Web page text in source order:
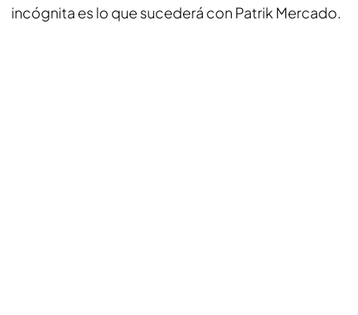
incógnita es lo que sucederá con Patrik Mercado.